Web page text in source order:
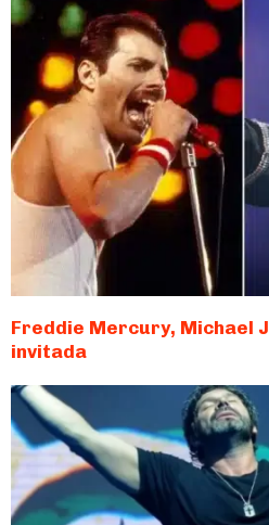
Freddie Mercury, Michael
invitada